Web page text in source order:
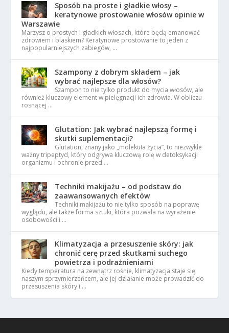
Sposób na proste i gładkie włosy –
keratynowe prostowanie włosów opinie w
Warszawie
Marzysz o prostych i gładkich włosach, które będą emanować
zdrowiem i blaskiem? Keratynowe prostowanie to jeden z
najpopularniejszych zabiegów, …
Szampony z dobrym składem – jak
wybrać najlepsze dla włosów?
Szampon to nie tylko produkt do mycia włosów, ale
również kluczowy element w pielęgnacji ich zdrowia. W obliczu
rosnącej …
Glutation: Jak wybrać najlepszą formę i
skutki suplementacji?
Glutation, znany jako „molekuła życia”, to niezwykle
ważny tripeptyd, który odgrywa kluczową rolę w detoksykacji
organizmu i ochronie przed …
Techniki makijażu – od podstaw do
zaawansowanych efektów
Techniki makijażu to nie tylko sposób na poprawę
wyglądu, ale także forma sztuki, która pozwala na wyrażenie
osobowości i …
Klimatyzacja a przesuszenie skóry: jak
chronić cerę przed skutkami suchego
powietrza i podrażnieniami
Kiedy temperatura na zewnątrz rośnie, klimatyzacja staje się
naszym sprzymierzeńcem, ale jej działanie może prowadzić do
przesuszenia skóry i …